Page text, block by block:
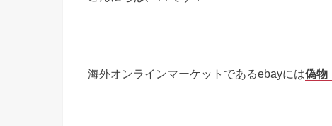
海外オンラインマーケットであるebayには偽物